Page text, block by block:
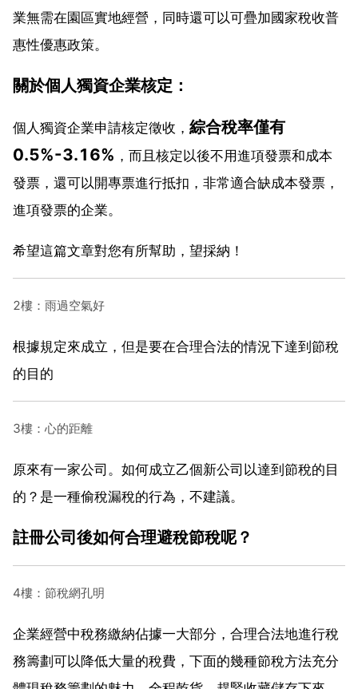
業無需在園區實地經營，同時還可以可疊加國家稅收普
惠性優惠政策。
關於個人獨資企業核定：
個人獨資企業申請核定徵收， 綜合稅率僅有
0.5%-3.16% ，而且核定以後不用進項發票和成本
發票，還可以開專票進行抵扣，非常適合缺成本發票，
進項發票的企業。
希望這篇文章對您有所幫助，望採納！
2樓：雨過空氣好
根據規定來成立，但是要在合理合法的情況下達到節稅
的目的
3樓：心的距離
原來有一家公司。如何成立乙個新公司以達到節稅的目
的？是一種偷稅漏稅的行為，不建議。
註冊公司後如何合理避稅節稅呢？
4樓：節稅網孔明
企業經營中稅務繳納佔據一大部分，合理合法地進行稅
務籌劃可以降低大量的稅費，下面的幾種節稅方法充分